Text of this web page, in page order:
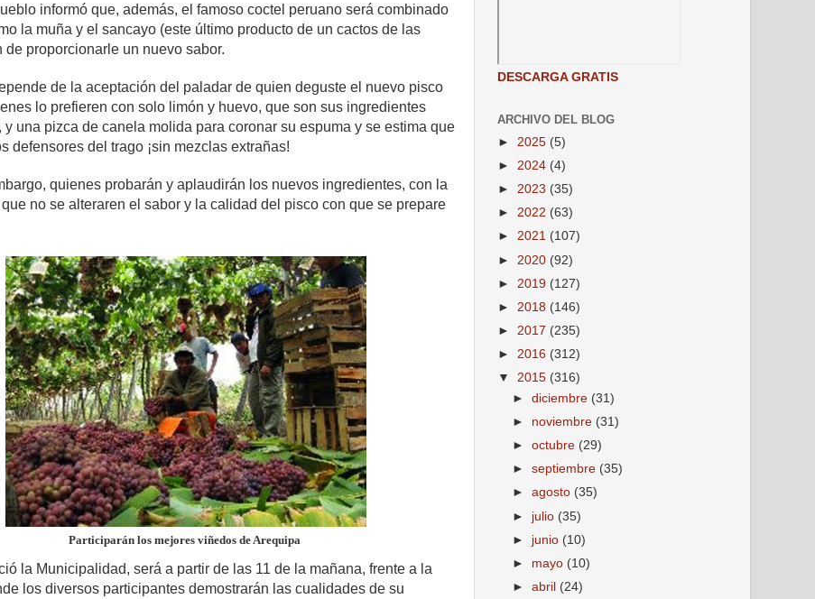
informó que, además, el famoso coctel peruano será combinado
la muña y el sancayo (este último producto de un cactos de las
de proporcionarle un nuevo sabor.
de la aceptación del paladar de quien deguste el nuevo pisco
lo prefieren con solo limón y huevo, que son sus ingredientes
y una pizca de canela molida para coronar su espuma y se estima que
defensores del trago ¡sin mezclas extrañas!
quienes probarán y aplaudirán los nuevos ingredientes, con la
no se alteraren el sabor y la calidad del pisco con que se prepare
Participarán los mejores viñedos de Arequipa
la Municipalidad, será a partir de las 11 de la mañana, frente a la
los diversos participantes demostrarán las cualidades de su
DESCARGA GRATIS
ARCHIVO DEL BLOG
► 2025 (5)
► 2024 (4)
► 2023 (35)
► 2022 (63)
► 2021 (107)
► 2020 (92)
► 2019 (127)
► 2018 (146)
► 2017 (235)
► 2016 (312)
▼ 2015 (316)
►diciembre (31)
► noviembre (31)
►octubre (29)
►septiembre (35)
►agosto (35)
► julio (35)
► junio (10)
► mayo (10)
►abril (24)